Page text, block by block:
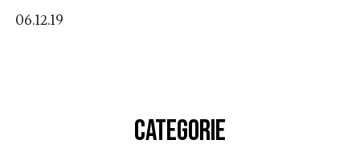
06.12.19
CATEGORIE